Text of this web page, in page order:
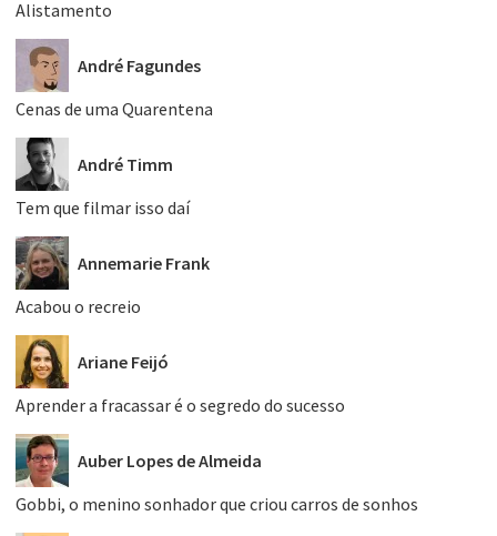
Alistamento
André Fagundes
Cenas de uma Quarentena
André Timm
Tem que filmar isso daí
Annemarie Frank
Acabou o recreio
Ariane Feijó
Aprender a fracassar é o segredo do sucesso
Auber Lopes de Almeida
Gobbi, o menino sonhador que criou carros de sonhos